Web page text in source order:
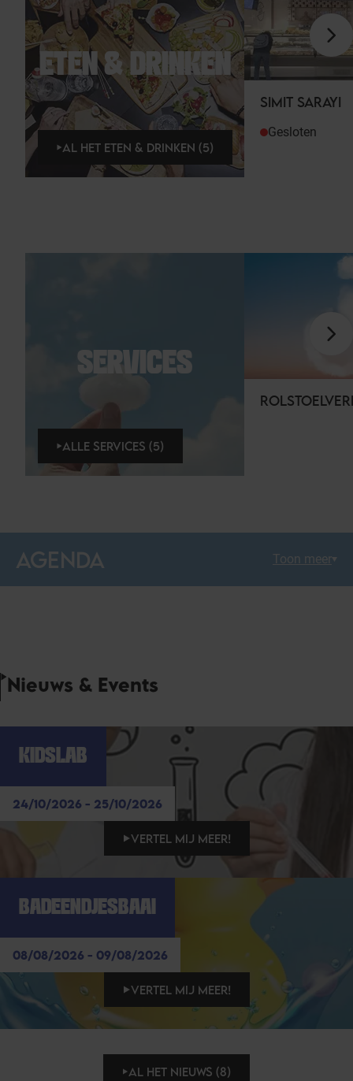
ETEN & DRINKEN
AL HET ETEN & DRINKEN (5)
SIMIT SARAYI
Gesloten
SERVICES
ALLE SERVICES (5)
AGENDA Toon meer
Nieuws & Events
KIDSLAB
24/10/2026 - 25/10/2026
VERTEL MIJ MEER!
BADEENDJESBAAI
08/08/2026 - 09/08/2026
VERTEL MIJ MEER!
AL HET NIEUWS (8)